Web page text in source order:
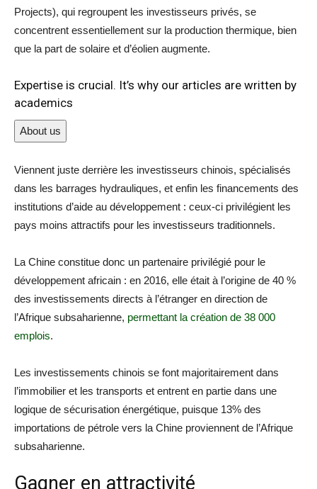
Projects), qui regroupent les investisseurs privés, se
concentrent essentiellement sur la production thermique, bien
que la part de solaire et d’éolien augmente.
Expertise is crucial. It’s why our articles are written by
academics
About us
Viennent juste derrière les investisseurs chinois, spécialisés
dans les barrages hydrauliques, et enfin les financements des
institutions d’aide au développement : ceux-ci privilégient les
pays moins attractifs pour les investisseurs traditionnels.
La Chine constitue donc un partenaire privilégié pour le
développement africain : en 2016, elle était à l’origine de 40 %
des investissements directs à l’étranger en direction de
l’Afrique subsaharienne, permettant la création de 38 000
emplois.
Les investissements chinois se font majoritairement dans
l’immobilier et les transports et entrent en partie dans une
logique de sécurisation énergétique, puisque 13% des
importations de pétrole vers la Chine proviennent de l’Afrique
subsaharienne.
Gagner en attractivité